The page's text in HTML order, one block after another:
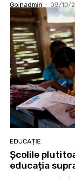
Gpinadmin - 08/10/
EDUCAȚIE
Școlile
educația